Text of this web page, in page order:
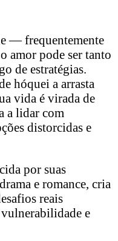
— frequentemente
amor pode ser tanto
de estratégias.
hóquei a arrasta
vida é virada de
a lidar com
distorcidas e
por suas
e romance, cria
reais
e